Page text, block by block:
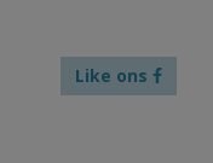
Like ons